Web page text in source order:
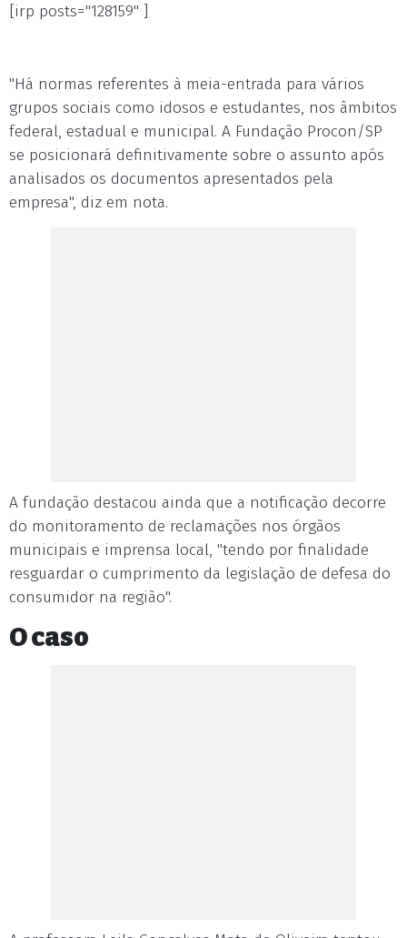
[irp posts="128159" ]
"Há normas referentes à meia-entrada para vários
grupos sociais como idosos e estudantes, nos âmbitos
federal, estadual e municipal. A Fundação Procon/SP
se posicionará definitivamente sobre o assunto após
analisados os documentos apresentados pela
empresa", diz em nota.
A fundação destacou ainda que a notificação decorre
do monitoramento de reclamações nos órgãos
municipais e imprensa local, "tendo por finalidade
resguardar o cumprimento da legislação de defesa do
consumidor na região".
O caso